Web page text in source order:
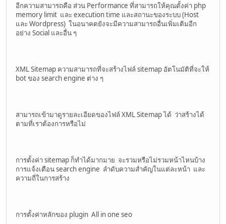
อีกความสามารถคือ ส่วน Performance ที่สามารถให้คุณตั้งค่า php
memory limit และ execution time และสถานะของระบบ (Host
และ Wordpress) ในอนาคตยังจะมีความสามารถอื่นเพิ่มเติมอีก
อย่าง Social และอื่น ๆ
XML Sitemap ความสามารถที่จะสร้างไฟล์ sitemap อัตโนมัติที่จะให้
bot ของ search engine ต่าง ๆ
สามารถเข้ามาดูรายละเอียดของไฟล์ XML Sitemap ได้ ว่าสร้างได้
ตามที่เราต้องการหรือไม่
การตั้งค่า sitemap ก็ทำได้มากมาย จะรวมหรือไม่รวมหน้าไหนบ้าง
การแจ้งเตือน search engine ลำดับความสำคัญในแต่ละหน้า และ
ความถี่ในการสร้าง
การตั้งค่าหลักของ plugin All in one seo